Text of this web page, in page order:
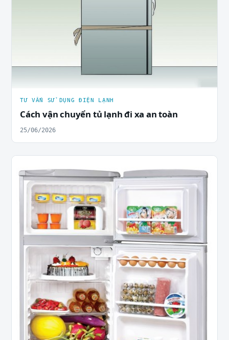
TƯ VẤN SỬ DỤNG ĐIỆN LẠNH
Cách vận chuyển tủ lạnh đi xa an toàn
25/06/2026